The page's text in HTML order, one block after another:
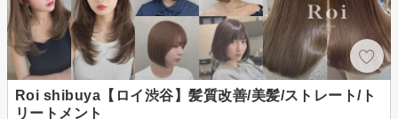
Roi shibuya【ロイ渋谷】髪質改善/美髪/ストレート/ト
リートメント